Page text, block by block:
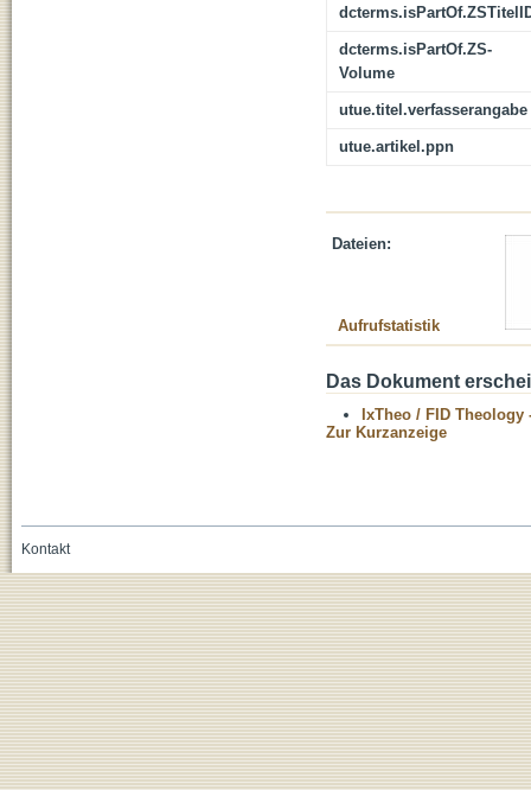
dcterms.isPartOf.ZS-
Volume
utue.titel.verfasserangabe
utue.artikel.ppn
Dateien:
Aufrufstatistik
Das Dokument
IxTheo / FID Theology
Zur Kurzanzeige
Kontakt